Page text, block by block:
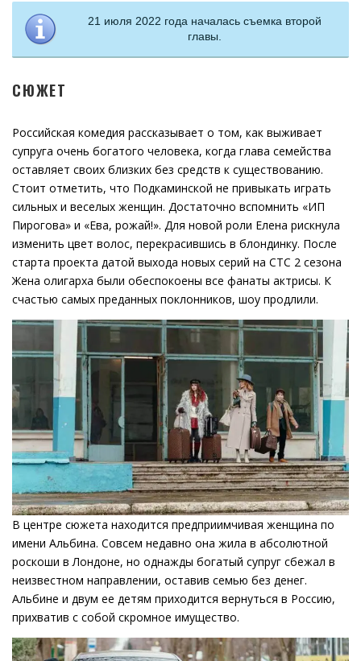
21 июля 2022 года началась съемка второй
главы.
СЮЖЕТ
Российская комедия рассказывает о том, как выживает
супруга очень богатого человека, когда глава семейства
оставляет своих близких без средств к существованию.
Стоит отметить, что Подкаминской не привыкать играть
сильных и веселых женщин. Достаточно вспомнить «ИП
Пирогова» и «Ева, рожай!». Для новой роли Елена рискнула
изменить цвет волос, перекрасившись в блондинку. После
старта проекта датой выхода новых серий на СТС 2 сезона
Жена олигарха были обеспокоены все фанаты актрисы. К
счастью самых преданных поклонников, шоу продлили.
В центре сюжета находится предприимчивая женщина по
имени Альбина. Совсем недавно она жила в абсолютной
роскоши в Лондоне, но однажды богатый супруг сбежал в
неизвестном направлении, оставив семью без денег.
Альбине и двум ее детям приходится вернуться в Россию,
прихватив с собой скромное имущество.